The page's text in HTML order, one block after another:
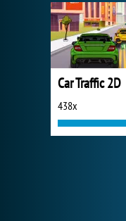
Car Traffic 2D
438x